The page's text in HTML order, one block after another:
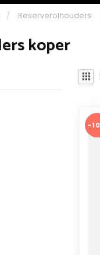
/ Reserverolhouders
koper
-